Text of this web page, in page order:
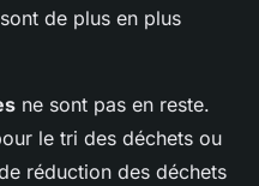
de plus en plus
ne sont pas en reste.
le tri des déchets ou
réduction des déchets